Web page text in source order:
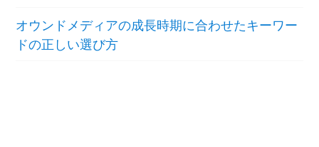
オウンドメディアの成長時期に合わせたキーワー
ドの正しい選び方